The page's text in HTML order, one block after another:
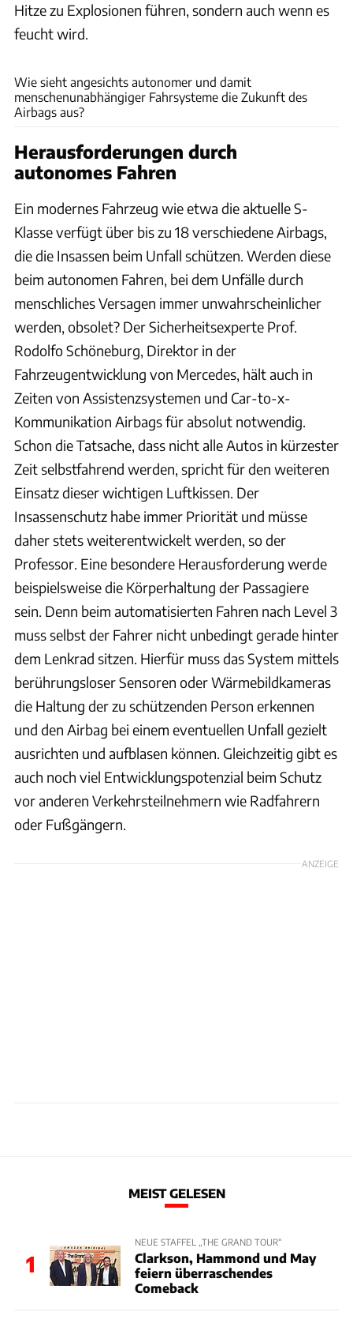
Hitze zu Explosionen führen, sondern auch wenn es
feucht wird.
Wie sieht angesichts autonomer und damit
menschenunabhängiger Fahrsysteme die Zukunft des
Airbags aus?
Herausforderungen durch
autonomes Fahren
Ein modernes Fahrzeug wie etwa die aktuelle S-
Klasse verfügt über bis zu 18 verschiedene Airbags,
die die Insassen beim Unfall schützen. Werden diese
beim autonomen Fahren, bei dem Unfälle durch
menschliches Versagen immer unwahrscheinlicher
werden, obsolet? Der Sicherheitsexperte Prof.
Rodolfo Schöneburg, Direktor in der
Fahrzeugentwicklung von Mercedes, hält auch in
Zeiten von Assistenzsystemen und Car-to-x-
Kommunikation Airbags für absolut notwendig.
Schon die Tatsache, dass nicht alle Autos in kürzester
Zeit selbstfahrend werden, spricht für den weiteren
Einsatz dieser wichtigen Luftkissen. Der
Insassenschutz habe immer Priorität und müsse
daher stets weiterentwickelt werden, so der
Professor. Eine besondere Herausforderung werde
beispielsweise die Körperhaltung der Passagiere
sein. Denn beim automatisierten Fahren nach Level 3
muss selbst der Fahrer nicht unbedingt gerade hinter
dem Lenkrad sitzen. Hierfür muss das System mittels
berührungsloser Sensoren oder Wärmebildkameras
die Haltung der zu schützenden Person erkennen
und den Airbag bei einem eventuellen Unfall gezielt
ausrichten und aufblasen können. Gleichzeitig gibt es
auch noch viel Entwicklungspotenzial beim Schutz
vor anderen Verkehrsteilnehmern wie Radfahrern
oder Fußgängern.
ANZEIGE
MEIST GELESEN
1
NEUE STAFFEL „THE GRAND TOUR“
Clarkson, Hammond und May
feiern überraschendes
Comeback